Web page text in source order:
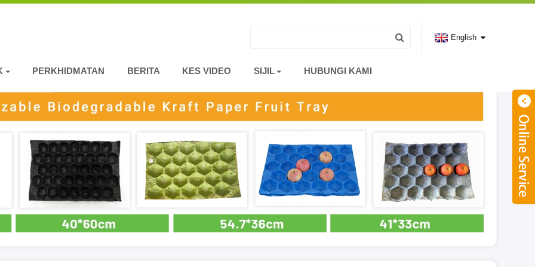
PERKHIDMATAN BERITA KES VIDEO SIJIL HUBUNGI KAMI
English